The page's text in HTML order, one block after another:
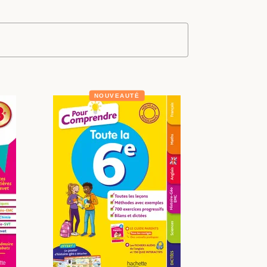
NOUVEAUTÉ